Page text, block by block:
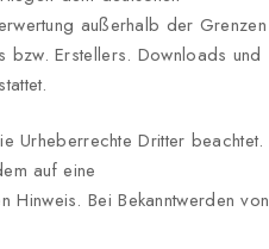
außerhalb der Grenzen
bzw. Erstellers. Downloads und
Urheberrechte Dritter beachtet.
auf eine
Hinweis. Bei Bekanntwerden von